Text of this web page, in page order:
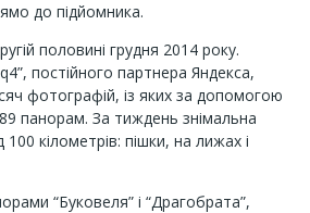
до підйомника.
половині грудня 2014 року.
постійного партнера Яндекса,
фотографій, із яких за допомогою
панорам. За тиждень знімальна
кілометрів: пішки, на лижах і
“Буковеля” і “Драгобрата”,